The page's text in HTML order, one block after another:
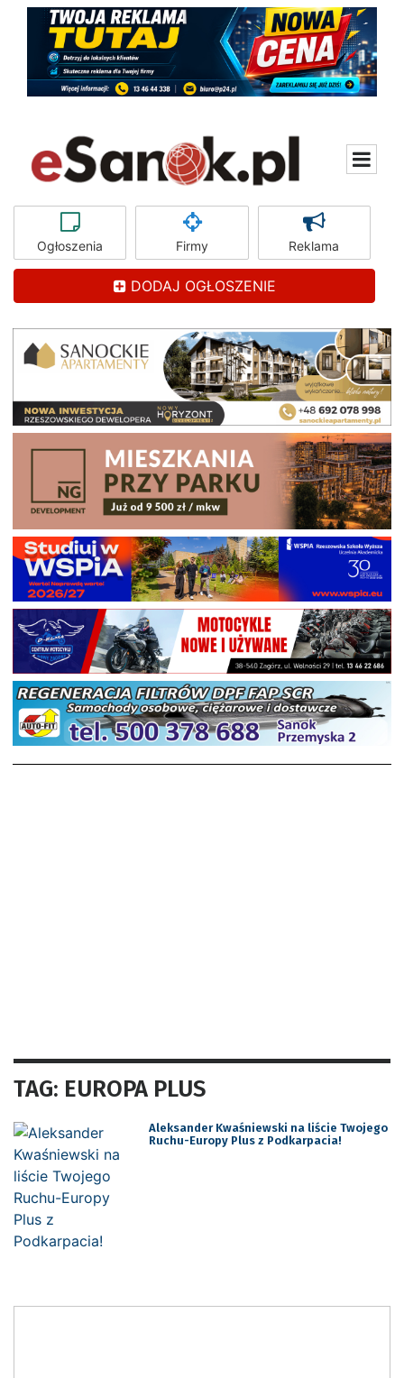
Ogłoszenia Firmy Reklama
DODAJ OGŁOSZENIE
TAG: EUROPA PLUS
Aleksander Kwaśniewski na liście Twojego
Ruchu-Europy Plus z Podkarpacia!